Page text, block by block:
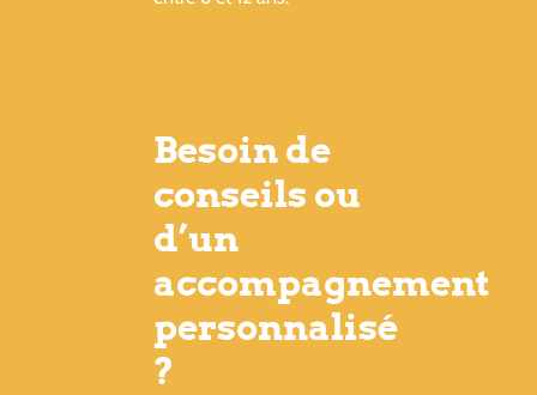
Besoin de
conseils ou
d’un
accompagnement
personnalisé
?